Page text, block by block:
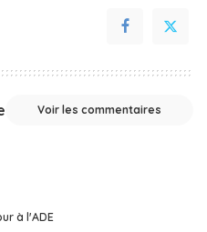
Voir les commentaires
à l'ADE